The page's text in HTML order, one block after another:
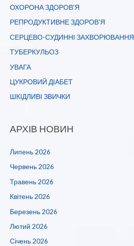
ОХОРОНА ЗДОРОВ'Я
РЕПРОДУКТИВНЕ ЗДОРОВ'Я
СЕРЦЕВО-СУДИННІ ЗАХВОРЮВАННЯ
ТУБЕРКУЛЬОЗ
УВАГА
ЦУКРОВИЙ ДІАБЕТ
ШКІДЛИВІ ЗВИЧКИ
АРХІВ НОВИН
Липень 2026
Червень 2026
Травень 2026
Квітень 2026
Березень 2026
Лютий 2026
Січень 2026